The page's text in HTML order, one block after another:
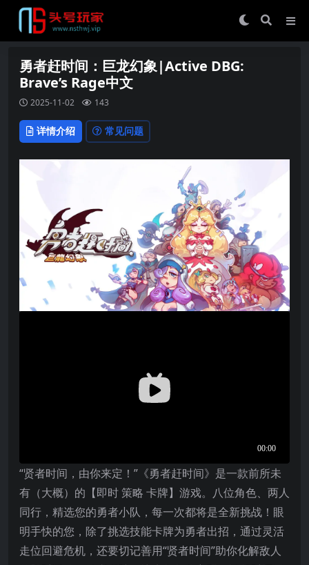
勇者赶时间：巨龙幻象|Active DBG:
Brave’s Rage中文
2025-11-02 143
详情介绍 常见问题
“贤者时间，由你来定！”《勇者赶时间》是一款前所未
有（大概）的【即时 策略 卡牌】游戏。八位角色、两人
同行，精选您的勇者小队，每一次都将是全新挑战！眼
明手快的您，除了挑选技能卡牌为勇者出招，通过灵活
走位回避危机，还要切记善用“贤者时间”助你化解敌人